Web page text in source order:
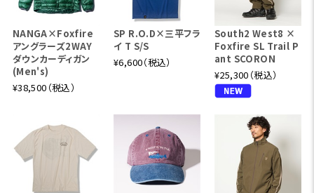
NANGA×Foxfire
アングラーズ2WAY
ダウンカーディガン
(Men's)
¥38,500（税込）
SP R.O.D×三平フラ
イ T S/S
¥6,600（税込）
South2 West8 ×
Foxfire SL Trail P
ant SCORON
¥25,300（税込）